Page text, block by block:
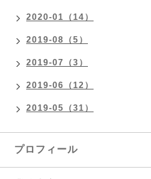
2020-01（14）
2019-08（5）
2019-07（3）
2019-06（12）
2019-05（31）
プロフィール